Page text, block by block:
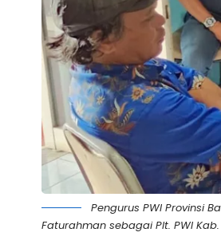
Pengurus PWI Provinsi
Faturahman sebagai Plt. PWI